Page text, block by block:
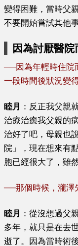
變得困難，當時父
不要開始嘗試其他
因為討厭醫
──因為年輕時住院
一段時間後狀況變
睦月
：反正我父親
治療治癒我父親的
治好了吧，母親也
院」，現在想來有
胞已經很大了，雖
──那個時候，瀧澤
睦月
：從沒想過父
多年，就只是在去
逝了。因為當時術